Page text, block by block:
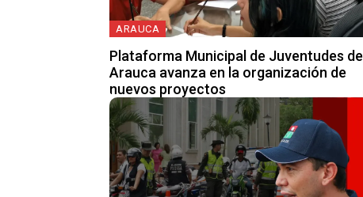
ARAUCA
Plataforma Municipal de Juventudes de
Arauca avanza en la organización de
nuevos proyectos